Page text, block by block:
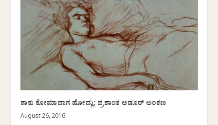
ಕಾಕು ಕೋಮಾದಾಗ ಹೋದ್ಲು: ಪ್ರಶಾಂತ ಆಡೂರ್ ಅಂಕಣ
August 26, 2016